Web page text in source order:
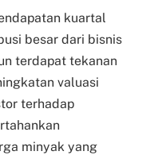
kuartal
besar dari bisnis
terdapat tekanan
valuasi
terhadap
minyak yang